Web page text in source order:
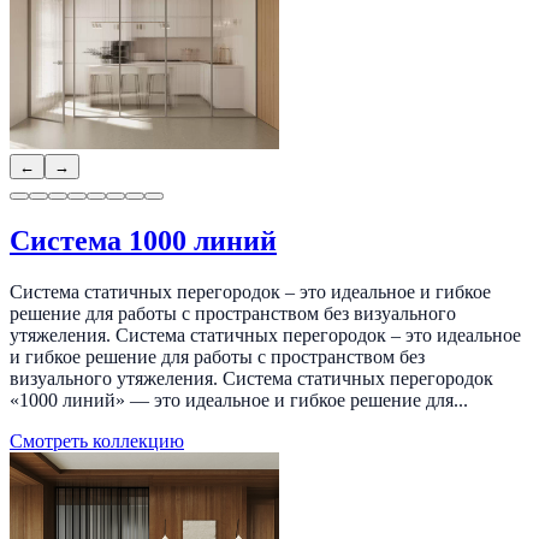
← →
Система 1000 линий
Система статичных перегородок – это идеальное и гибкое
решение для работы с пространством без визуального
утяжеления. Система статичных перегородок – это идеальное
и гибкое решение для работы с пространством без
визуального утяжеления. Система статичных перегородок
«1000 линий» — это идеальное и гибкое решение для...
Смотреть коллекцию